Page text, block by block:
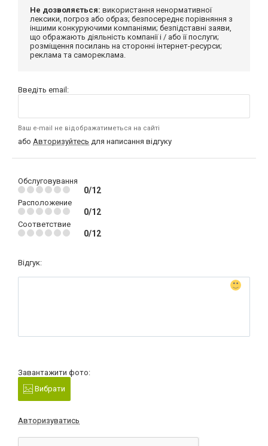
Не дозволяється: використання ненормативної
лексики, погроз або образ; безпосереднє порівняння з
іншими конкуруючими компаніями; безпідставні заяви,
що ображають діяльність компанії і / або її послуги;
розміщення посилань на сторонні інтернет-ресурси;
реклама та самореклама.
Введіть email:
Ваш e-mail не відображатиметься на сайті
або Авторизуйтесь для написання відгуку
Обслуговування
0/12
Расположение
0/12
Соответствие
0/12
Відгук:
Завантажити фото:
Вибрати
Авторизуватись